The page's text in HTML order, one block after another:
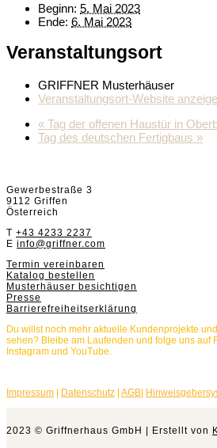
Beginn: 5. Mai 2023
Ende: 6. Mai 2023
Veranstaltungsort
GRIFFNER Musterhäuser
Veranstaltungsort-Website
« Tag der offenen Haustür in
Tag des deutschen Fertigbaus »
Gewerbestraße 3
9112 Griffen
Österreich
T +43 4233 2237
E info@griffner.com
Termin vereinbaren
Katalog bestellen
Musterhäuser besichtigen
Presse
Barrierefreiheitserklärung
Du willst noch mehr aktuelle Kundenprojekte
sehen? Bleibe am Laufenden und folge uns auf
Instagram und YouTube.
Impressum | Datenschutz | AGB|
2023 © Griffnerhaus GmbH | Erstellt von